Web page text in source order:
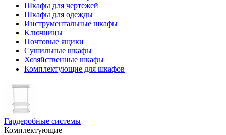
Шкафы для чертежей
Шкафы для одежды
Инструментальные шкафы
Ключницы
Почтовые ящики
Сушильные шкафы
Хозяйственные шкафы
Комплектующие для шкафов
Гардеробные системы
Комплектующие